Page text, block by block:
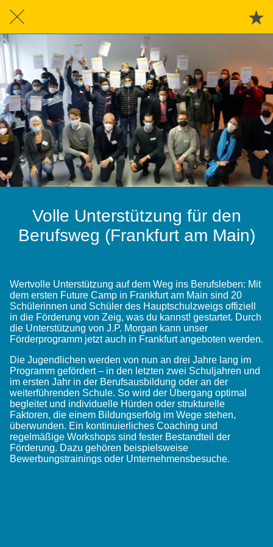
Volle Unterstützung für den
Berufsweg (Frankfurt am Main)
Wertvolle Unterstützung auf dem Weg ins Berufsleben: Mit
dem ersten Future Camp in Frankfurt am Main sind 20
Schülerinnen und Schüler des Hauptschulzweigs offiziell
in die Förderung von Zeig, was du kannst! gestartet. Durch
die Unterstützung von J.P. Morgan kann unser
Förderprogramm jetzt auch in Frankfurt angeboten werden.
Die Jugendlichen werden von nun an drei Jahre lang im
Programm gefördert – in den letzten zwei Schuljahren und
im ersten Jahr in der Berufsausbildung oder an der
weiterführenden Schule. So wird der Übergang optimal
begleitet und individuelle Hürden oder strukturelle
Faktoren, die einem Bildungserfolg im Wege stehen,
überwunden. Ein kontinuierliches Coaching und
regelmäßige Workshops sind fester Bestandteil der
Förderung. Dazu gehören beispielsweise
Bewerbungstrainings oder Unternehmensbesuche.